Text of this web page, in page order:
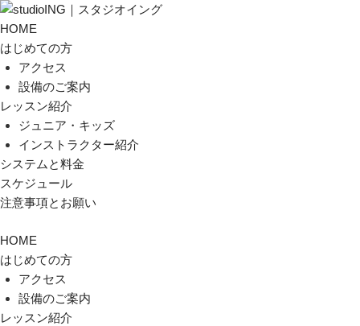
HOME
はじめての方
アクセス
設備のご案内
レッスン紹介
ジュニア・キッズ
インストラクター紹介
システムと料金
スケジュール
注意事項とお願い
HOME
はじめての方
アクセス
設備のご案内
レッスン紹介